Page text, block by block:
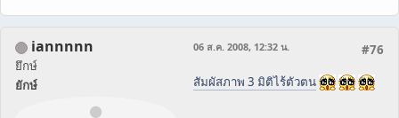
iannnnn
ยึกษ์
ยักษ์
#76
06 ส.ค. 2008, 12:32 น.
สัมผัสภาพ 3 มิติไร้ตัวตน